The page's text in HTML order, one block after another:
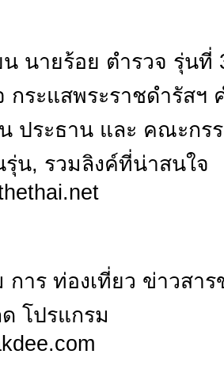
น นายร้อย ตำรวจ รุ่นที่
กระแสพระราชดำรัส
น ประธาน และ คณะก
รุ่น, รวมลิงค์ที่น่าสนใจ
การ ท่องเที่ยว ข่าวสา
โปรแกรม